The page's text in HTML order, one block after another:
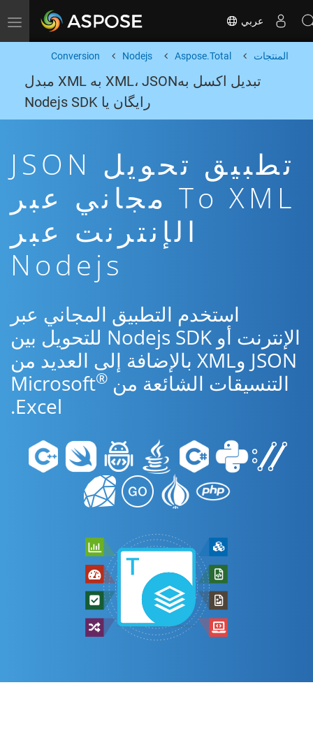
Toggle navigation عربي
المنتجات Aspose.Total
Nodejs
Conversion
تبدیل اکسل بهXML، JSON به XML مبدل
رایگان یا Nodejs SDK
تطبيق تحويل JSON
To XML مجاني عبر
الإنترنت عبر
Nodejs
استخدم التطبيق المجاني عبر
الإنترنت أو Nodejs SDK للتحويل بين
JSON وXML بالإضافة إلى العديد من
التنسيقات الشائعة من Microsoft ®
Excel.